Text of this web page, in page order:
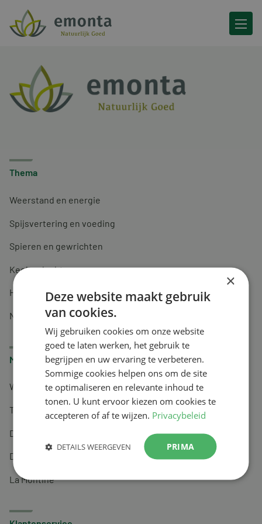
Ga naar de inhoud
Thema
Weerstand en energie
Spijsvertering en voeding
Spieren en gewrichten
Keel en luchtwegen
Huidverzorging
Nachtrust
Merken
Wapiti
Tai-Ginseng
Dermagíq
Draisma
La Montine
×
Deze website maakt gebruik
van cookies.
Wij gebruiken cookies om onze website
goed te laten werken, het gebruik te
begrijpen en uw ervaring te verbeteren.
Sommige cookies helpen ons om de site
te optimaliseren en relevante inhoud te
tonen. U kunt ervoor kiezen om cookies te
accepteren of af te wijzen. Privacybeleid
PRIMA
DETAILS WEERGEVEN